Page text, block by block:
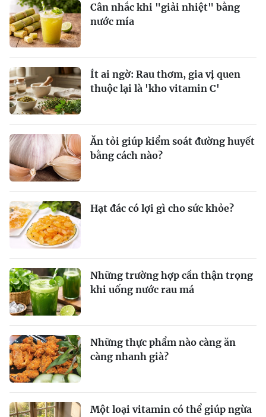
Cân nhắc khi "giải nhiệt" bằng
nước mía
Ít ai ngờ: Rau thơm, gia vị quen
thuộc lại là 'kho vitamin C'
Ăn tỏi giúp kiểm soát đường huyết
bằng cách nào?
Hạt đác có lợi gì cho sức khỏe?
Những trường hợp cần thận trọng
khi uống nước rau má
Những thực phẩm nào càng ăn
càng nhanh già?
Một loại vitamin có thể giúp ngừa